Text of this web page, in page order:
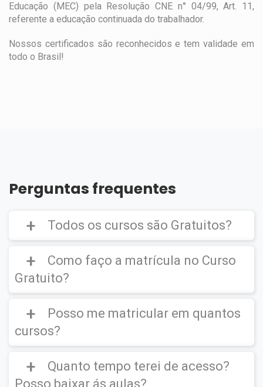
Educação (MEC) pela Resolução CNE n° 04/99, Art. 11,
referente a educação continuada do trabalhador.
Nossos certificados são reconhecidos e tem validade em
todo o Brasil!
Perguntas frequentes
Todos os cursos são Gratuitos?
Curso Gratuito,porém caso deseje emitir o
Certificado Digital é cobrado uma taxa de
IMPORTANTE(O certificado Digital não é
Como faço a matrícula no Curso
Gratuito?
CLIQUE AQUI para ver um vídeo de como
efetuar a matrícula em um
Posso me matricular em quantos
cursos?
Você poderá se matricular em quantos
cursos desejar.
Quanto tempo terei de acesso?
Posso baixar ás aulas?